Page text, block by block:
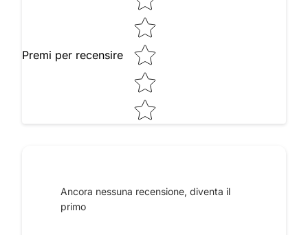
Premi per recensire
Ancora nessuna recensione, diventa il
primo